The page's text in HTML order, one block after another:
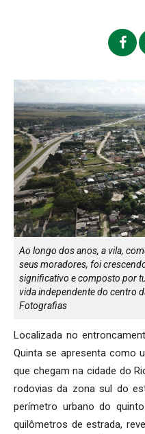
Ao longo dos anos, a vila,
seus moradores, foi
significativo e composto por
vida independente do centro
Fotografias
Localizada no
Quinta se apresenta como
que chegam na cidade do
rodovias da zona sul do
perímetro urbano do
quilômetros de estrada,